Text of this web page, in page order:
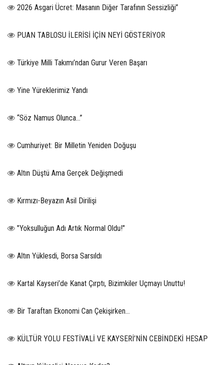
2026 Asgari Ücret: Masanın Diğer Tarafının Sessizliği”
PUAN TABLOSU İLERİSİ İÇİN NEYİ GÖSTERİYOR
Türkiye Milli Takımı’ndan Gurur Veren Başarı
Yine Yüreklerimiz Yandı
“Söz Namus Olunca…”
Cumhuriyet: Bir Milletin Yeniden Doğuşu
Altın Düştü Ama Gerçek Değişmedi
Kırmızı-Beyazın Asil Dirilişi
"Yoksulluğun Adı Artık Normal Oldu!"
Altın Yüklesdi, Borsa Sarsıldı
Kartal Kayseri’de Kanat Çırptı, Bizimkiler Uçmayı Unuttu!
Bir Taraftan Ekonomi Can Çekişirken…
KÜLTÜR YOLU FESTİVALİ VE KAYSERİ’NİN CEBİNDEKİ HESAP